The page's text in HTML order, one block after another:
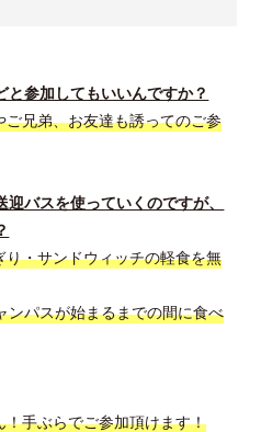
と参加してもいいんですか？
兄弟、お友達も誘ってのご参
バスを使っていくのですが、
・サンドウィッチの軽食を無
パスが始まるまでの間に食べ
手ぶらでご参加頂けます！